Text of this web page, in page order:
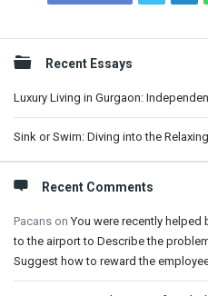
Sidebar
Recent Essays
Luxury Living in Gurgaon:
Sink or Swim: Diving into the
Recent Comments
Pacans onYou were recently helped
to the airport to Describe the
Suggest how to reward the